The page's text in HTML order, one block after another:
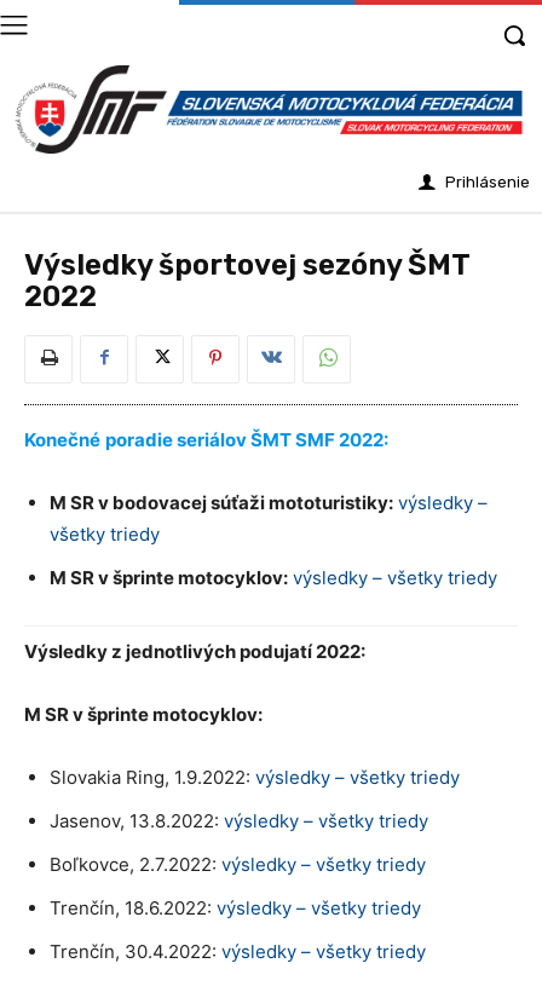
Prihlásenie
Výsledky športovej sezóny ŠMT
2022
Konečné poradie seriálov ŠMT SMF 2022:
M SR v bodovacej súťaži mototuristiky: výsledky –
všetky triedy
M SR v šprinte motocyklov: výsledky – všetky triedy
Výsledky z jednotlivých podujatí 2022:
M SR v šprinte motocyklov:
Slovakia Ring, 1.9.2022: výsledky – všetky triedy
Jasenov, 13.8.2022: výsledky – všetky triedy
Boľkovce, 2.7.2022: výsledky – všetky triedy
Trenčín, 18.6.2022: výsledky – všetky triedy
Trenčín, 30.4.2022: výsledky – všetky triedy